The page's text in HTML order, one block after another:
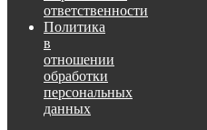
ответственности
Политика
в
отношении
обработки
персональных
данных